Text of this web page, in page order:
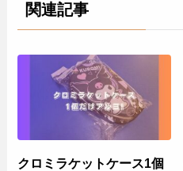
関連記事
クロミラケットケース1個